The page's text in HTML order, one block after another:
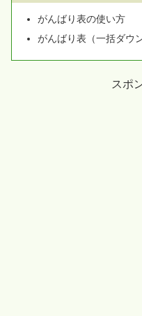
がんばり表の使い方
がんばり表（一括ダウ
スポ